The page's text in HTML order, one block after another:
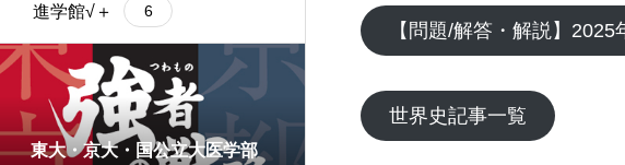
進学館√＋ 6
東大・京大・国公立大医学部
【問題/解答・解説】
世界史記事一覧